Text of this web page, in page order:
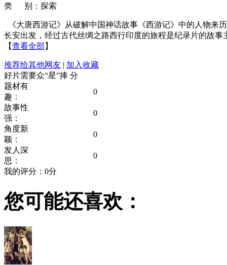
类 别：探索
《大唐西游记》从破解中国神话故事《西游记》中的人物
长安出发，经过古代丝绸之路西行印度的旅程是纪录片的故事
【查看全部 】
推荐给其他网友 | 加入收藏
好片需要众“星”捧 分
题材有
趣：
0
故事性
强：
0
角度新
颖：
0
发人深
思：
0
我的评分： 0分
您可能还喜欢：